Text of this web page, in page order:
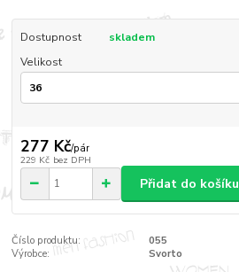
Dostupnost
skladem
Velikost
277 Kč/pár
229 Kč bez DPH
Přidat do košíku
Číslo produktu:
055
Výrobce:
Svorto